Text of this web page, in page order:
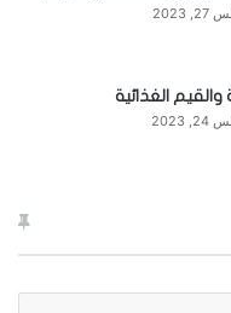
غنيّة بالأكسجين،
فيجمع بطّ السيل
السطح.
المسطّحة
والقيم الغذائية